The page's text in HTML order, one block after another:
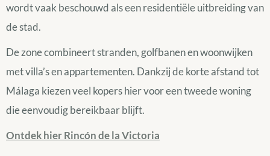
wordt vaak beschouwd als een residentiële uitbreiding van
de stad.
De zone combineert stranden, golfbanen en woonwijken
met villa’s en appartementen. Dankzij de korte afstand tot
Málaga kiezen veel kopers hier voor een tweede woning
die eenvoudig bereikbaar blijft.
Ontdek hier Rincón de la Victoria